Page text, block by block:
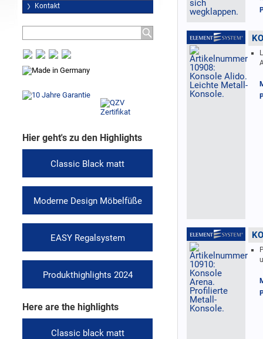
Kontakt
Hier geht's zu den Highlights
Classic Black matt
Moderne Design Möbelfüße
EASY Regalsystem
Produkthighlights 2024
Here are the highlights
Classic black matt